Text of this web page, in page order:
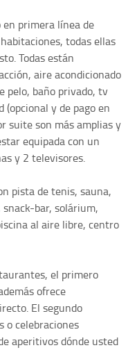
primera línea de
todas ellas
Todas están
aire acondicionado
pelo, baño privado, tv
y de pago en
suite son más amplias y
equipada con un
y 2 televisores.
pista de tenis, sauna,
bar, solárium,
al aire libre, centro
el primero
ofrece
El segundo
o celebraciones
aperitivos dónde usted